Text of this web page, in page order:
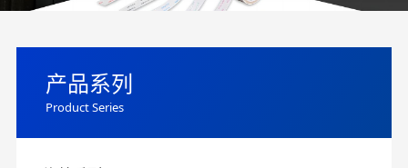
产品系列
Product Series